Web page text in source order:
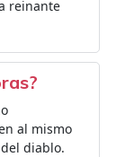
reinante
al mismo
diablo.